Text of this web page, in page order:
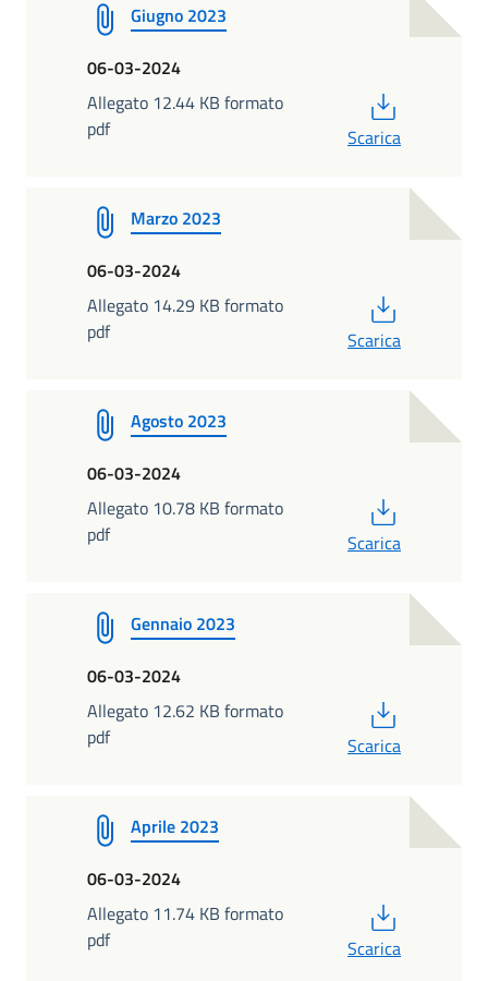
Giugno 2023
06-03-2024
Allegato 12.44 KB formato
pdf
Scarica
Marzo 2023
06-03-2024
Allegato 14.29 KB formato
pdf
Scarica
Agosto 2023
06-03-2024
Allegato 10.78 KB formato
pdf
Scarica
Gennaio 2023
06-03-2024
Allegato 12.62 KB formato
pdf
Scarica
Aprile 2023
06-03-2024
Allegato 11.74 KB formato
pdf
Scarica